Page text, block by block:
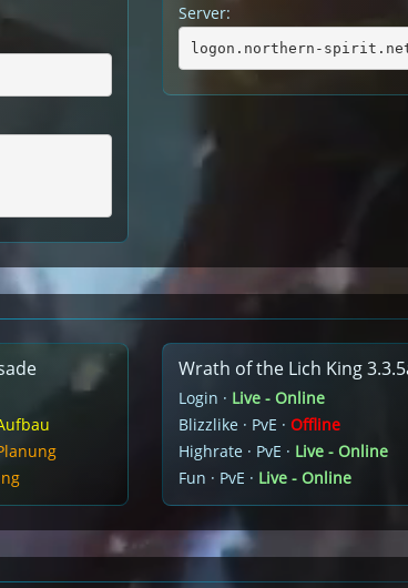
Server:
logon.northern-
Wrath of the Lich King
Login · Live - Online
Blizzlike · PvE · Offline
Highrate · PvE · Live - Online
Fun · PvE · Live - Online